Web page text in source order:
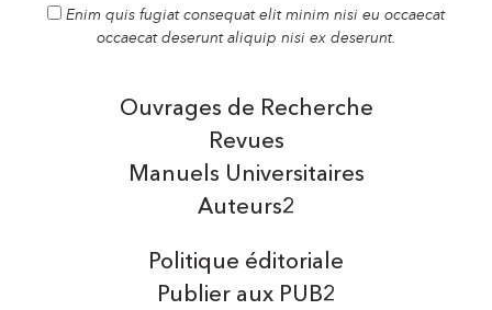
Enim quis fugiat consequat elit minim nisi eu occaecat
occaecat deserunt aliquip nisi ex deserunt.
Auteurs2
Manuels Universitaires
Ouvrages de Recherche
Revues
Politique éditoriale
Publier aux PUB2